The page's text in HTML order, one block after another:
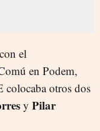
el
en Podem,
colocaba otros dos
y Pilar